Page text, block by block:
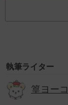
執筆ライター
篁ヨーコ